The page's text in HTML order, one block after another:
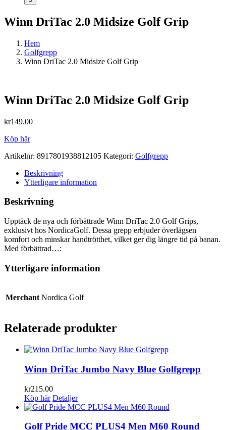
Winn DriTac 2.0 Midsize Golf Grip
Hem
Golfgrepp
Winn DriTac 2.0 Midsize Golf Grip
Winn DriTac 2.0 Midsize Golf Grip
kr149.00
Köp här
Artikelnr: 8917801938812105 Kategori: Golfgrepp
Beskrivning
Ytterligare information
Beskrivning
Upptäck de nya och förbättrade Winn DriTac 2.0 Golf Grips,
exklusivt hos NordicaGolf. Dessa grepp erbjuder överlägsen
komfort och minskar handtrötthet, vilket ger dig längre tid på banan.
Med förbättrad…:
Ytterligare information
Merchant Nordica Golf
Relaterade produkter
Winn DriTac Jumbo Navy Blue Golfgrepp
kr215.00
Köp här Detaljer
Golf Pride MCC PLUS4 Men M60 Round